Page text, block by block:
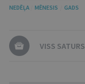
NEDĒĻA MĒNESIS GADS
VISS SATURS